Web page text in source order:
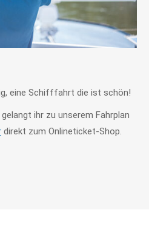
eine Schifffahrt die ist schön!
ihr zu unserem Fahrplan
direkt zum Onlineticket-Shop.